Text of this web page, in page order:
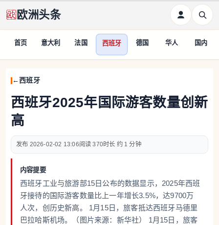
欧洲头条
首页 意大利 法国 西班牙 德国 华人 国内
西班牙
西班牙2025年国际游客数量创新
高
2026-02-02 13:06 370 约 1 分钟
内容提要
西班牙工业与旅游部15日公布的数据显示，2025年西班
牙接待的国际游客数量比上一年增长3.5%，达9700万
人次，创历史新高。 1月15日，旅客抵达西班牙马德里
巴拉哈斯机场。（图片来源：新华社） 1月15日，旅客